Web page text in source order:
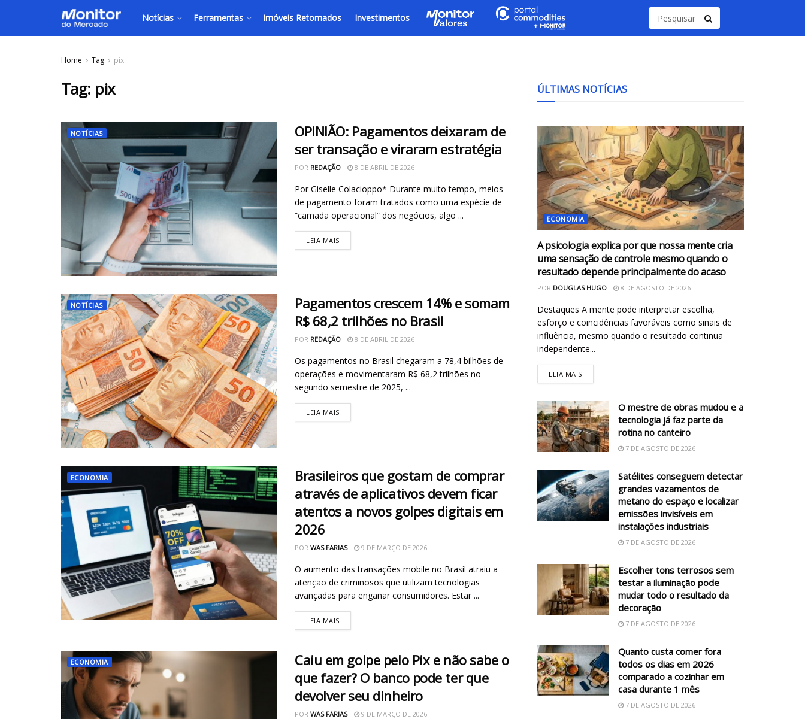
Notícias Ferramentas Imóveis Retomados Investimentos
Home Tag pix
Tag: pix
NOTÍCIAS
OPINIÃO: Pagamentos deixaram de
ser transação e viraram estratégia
POR REDAÇÃO 8 DE ABRIL DE 2026
Por Giselle Colacioppo* Durante muito tempo, meios
de pagamento foram tratados como uma espécie de
“camada operacional” dos negócios, algo ...
LEIA MAIS
NOTÍCIAS
Pagamentos crescem 14% e somam
R$ 68,2 trilhões no Brasil
POR REDAÇÃO 8 DE ABRIL DE 2026
Os pagamentos no Brasil chegaram a 78,4 bilhões de
operações e movimentaram R$ 68,2 trilhões no
segundo semestre de 2025, ...
LEIA MAIS
ECONOMIA
Brasileiros que gostam de comprar
através de aplicativos devem ficar
atentos a novos golpes digitais em
2026
POR WAS FARIAS 9 DE MARÇO DE 2026
O aumento das transações mobile no Brasil atraiu a
atenção de criminosos que utilizam tecnologias
avançadas para enganar consumidores. Estar ...
LEIA MAIS
ECONOMIA
Caiu em golpe pelo Pix e não sabe o
que fazer? O banco pode ter que
devolver seu dinheiro
POR WAS FARIAS 9 DE MARÇO DE 2026
ÚLTIMAS NOTÍCIAS
ECONOMIA
A psicologia explica por que nossa mente cria
uma sensação de controle mesmo quando o
resultado depende principalmente do acaso
POR DOUGLAS HUGO 8 DE AGOSTO DE 2026
Destaques A mente pode interpretar escolha,
esforço e coincidências favoráveis como sinais de
influência, mesmo quando o resultado continua
independente...
LEIA MAIS
O mestre de obras mudou e a
tecnologia já faz parte da
rotina no canteiro
7 DE AGOSTO DE 2026
Satélites conseguem detectar
grandes vazamentos de
metano do espaço e localizar
emissões invisíveis em
instalações industriais
7 DE AGOSTO DE 2026
Escolher tons terrosos sem
testar a iluminação pode
mudar todo o resultado da
decoração
7 DE AGOSTO DE 2026
Quanto custa comer fora
todos os dias em 2026
comparado a cozinhar em
casa durante 1 mês
7 DE AGOSTO DE 2026